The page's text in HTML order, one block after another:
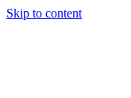
Skip to content